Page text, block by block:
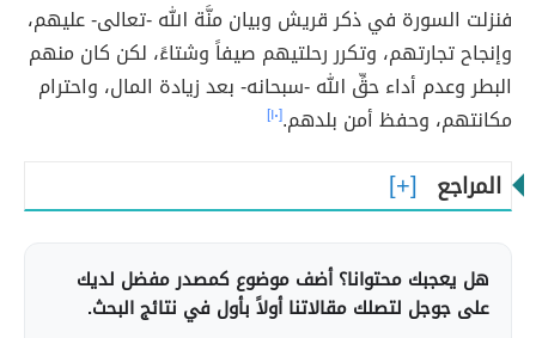
فنزلت السورة في ذكر قريش وبيان منَّة الله -تعالى- عليهم،
وإنجاح تجارتهم، وتكرر رحلتيهم صيفاً وشتاءً، لكن كان منهم
البطر وعدم أداء حقِّ الله -سبحانه- بعد زيادة المال، واحترام
مكانتهم، وحفظ أمن بلدهم.[١٠]
المراجع
هل يعجبك محتوانا؟ أضف موضوع كمصدر مفضل لديك
على جوجل لتصلك مقالاتنا أولاً بأول في نتائج البحث.